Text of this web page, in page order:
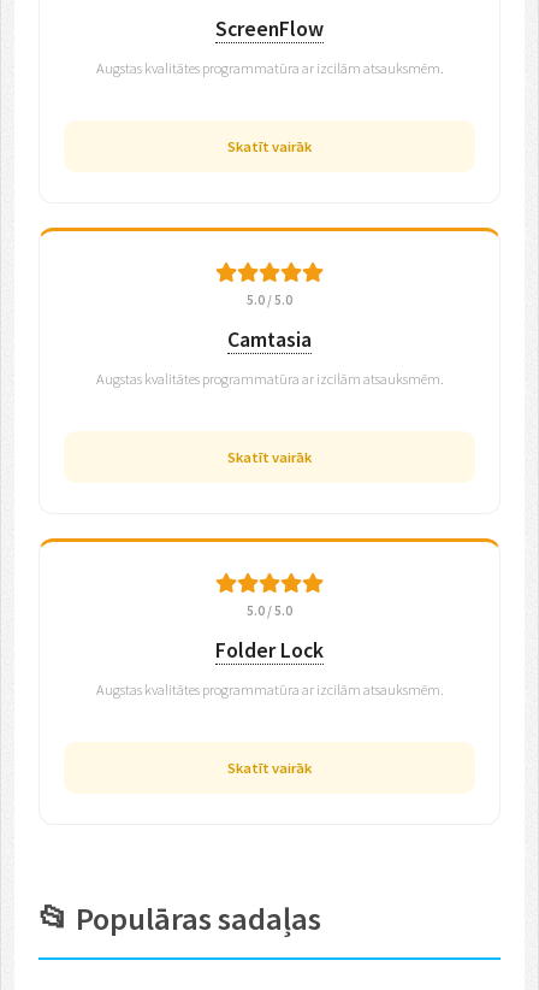
ScreenFlow
Augstas kvalitātes programmatūra ar izcilām atsauksmēm.
Skatīt vairāk
5.0 / 5.0
Camtasia
Augstas kvalitātes programmatūra ar izcilām atsauksmēm.
Skatīt vairāk
5.0 / 5.0
Folder Lock
Augstas kvalitātes programmatūra ar izcilām atsauksmēm.
Skatīt vairāk
📂 Populāras sadaļas